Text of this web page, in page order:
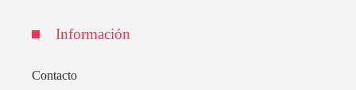
Información
Contacto